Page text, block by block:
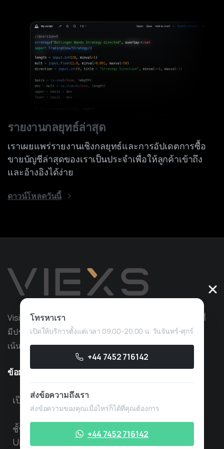
โทรหาเรา
เปิดให้บริการตั้งแต่เวลา 09.00-20.00 น. วันจันทร์-ศุกร์
+44 7452 716142
ส่งข้อความถึงเรา
ส่งข้อความของคุณเมื่อไหร่ก็ได้ที่คุณต้องการ
+44 7452 716142
รายงานกลยุทธ์ล่าสุด
เราเผยแพร่รายงานเชิงกลยุทธ์และการอัปเดตการซื้อ
ขายบัญชีล่าสุดของเราเป็นประจำเพื่อให้ลูกค้าเข้าถึง
และอ้างอิงได้ง่าย
ดาวน์โหลดวันนี้
Vision Quant เป็นบริษัทผู้ให้บริการการซื้อขายเชิงปริมาณที่
มีประสบการณ์มากกว่า 10 ปีในด้านการพัฒนากลยุทธ์ โดย
เน้นที่การซื้อขายที่เป็นกรรมสิทธิ์
ข้อมูลที่เป็นประโยชน์
เปิดบริการตั้งแต่ 08.00 – 18.00 น. วันจันทร์ – ศุกร์
ชั้น 3 Lawford House, Albert Place, London,
United Kingdom, N3 1QA